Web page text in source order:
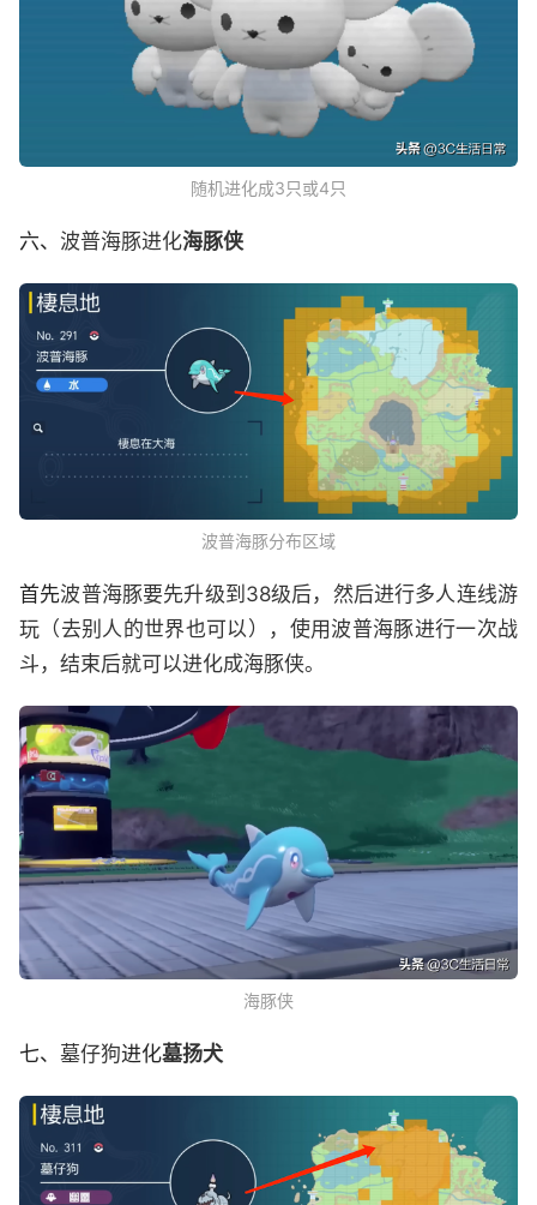
随机进化成3只或4只
六、 波普海豚进化海豚侠
波普海豚分布区域
首先波普海豚要先升级到38级后，然后进行多人连线游
玩（去别人的世界也可以），使用波普海豚进行一次战
斗，结束后就可以进化成海豚侠。
海豚侠
七、 墓仔狗进化墓扬犬